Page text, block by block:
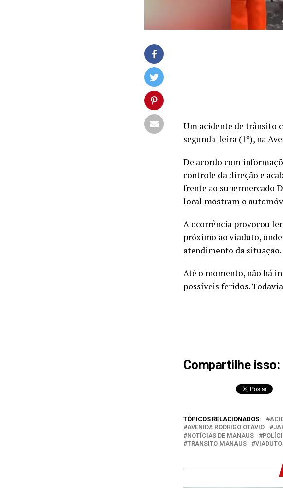
Um acidente de trânsito
segunda-feira (1º), na
De acordo com
controle da direção e
frente ao supermercado
local mostram o
A ocorrência provocou
próximo ao viaduto,
atendimento da situação.
Até o momento, não há
possíveis feridos.
Compartilhe isso:
TÓPICOS RELACIONADOS:
AVENIDA RODRIGO OTÁVIO
NOTÍCIAS DE MANAUS
TRANSITO MANAUS